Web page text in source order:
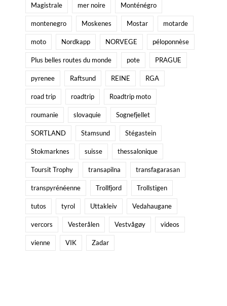
Magistrale mer noire Monténégro
montenegro Moskenes Mostar motarde
moto Nordkapp NORVEGE péloponnèse
Plus belles routes du monde pote PRAGUE
pyrenee Raftsund REINE RGA
road trip roadtrip Roadtrip moto
roumanie slovaquie Sognefjellet
SORTLAND Stamsund Stégastein
Stokmarknes suisse thessalonique
Toursit Trophy transapilna transfagarasan
transpyrénéenne Trollfjord Trollstigen
tutos tyrol Uttakleiv Vedahaugane
vercors Vesterålen Vestvågøy videos
vienne VIK Zadar